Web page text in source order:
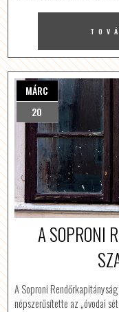
MÁRC
20
A SOPRONI
A Soproni
népszerűsítette az „óvodai